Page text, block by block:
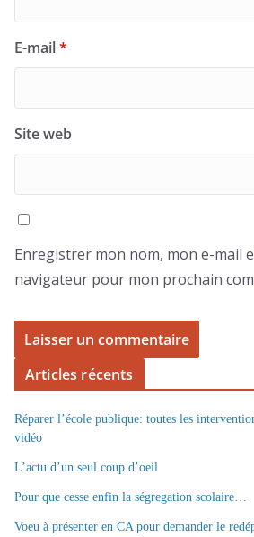
E-mail*
Site web
Enregistrer mon nom, mon e-mail
navigateur pour mon prochain
Articles récents
Réparer l’école publique: toutes les
vidéo
L’actu d’un seul coup d’oeil
Pour que cesse enfin la ségregation scolaire…
Voeu à présenter en CA pour demander le